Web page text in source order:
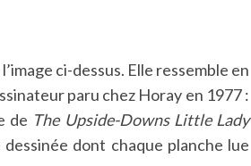
ci-dessus. Elle ressemble en
paru chez Horay en 1977 :
de The Upside-Downs Little Lady
dont chaque planche lue